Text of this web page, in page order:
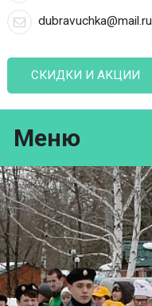
dubravuchka@mail.ru
СКИДКИ И АКЦИИ
Меню